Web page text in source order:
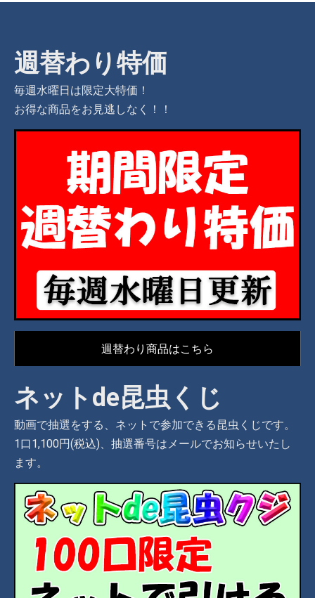
週替わり特価
毎週水曜日は限定大特価！
お得な商品をお見逃しなく！！
週替わり商品はこちら
ネットde昆虫くじ
動画で抽選をする、ネットで参加できる昆虫くじです。
1口1,100円(税込)、抽選番号はメールでお知らせいたし
ます。